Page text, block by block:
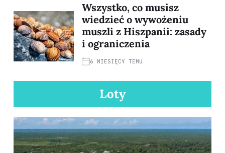
Wszystko, co musisz
wiedzieć o wywożeniu
muszli z Hiszpanii: zasady
i ograniczenia
6 MIESIĘCY TEMU
Loty